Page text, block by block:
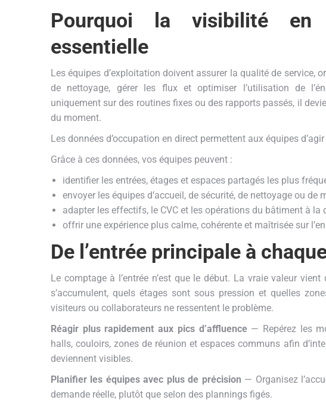
Pourquoi la visibilité
essentielle
Les équipes d’exploitation doivent assurer la qualité de service,
de nettoyage, gérer les flux et optimiser l’utilisation de
uniquement sur des routines fixes ou des rapports passés, il
du moment.
Les données d’occupation en direct permettent aux équipes
Grâce à ces données, vos équipes peuvent :
identifier les entrées, étages et espaces partagés les plus
envoyer les équipes d’accueil, de sécurité, de nettoyage ou de
adapter les effectifs, le CVC et les opérations du bâtiment à la
offrir une expérience plus calme, cohérente et maîtrisée sur
De l’entrée principale à
Le comptage à l’entrée n’est que le début. La vraie valeur
s’accumulent, quels étages sont sous pression et quelles
visiteurs ou collaborateurs ne ressentent le problème.
Réagir plus rapidement aux pics d’affluence— Repérez les
halls, couloirs, zones de réunion et espaces communs afin
deviennent visibles.
Planifier les équipes avec plus de précision — Organisez
demande réelle, plutôt que selon des plannings figés.